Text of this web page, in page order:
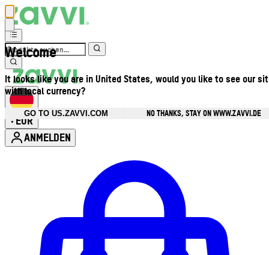
Welcome
It looks like you are in United States, would you like to see our
with local currency?
GO TO US.ZAVVI.COM
NO THANKS, STAY ON WWW.ZAVVI.DE
• EUR
ANMELDEN